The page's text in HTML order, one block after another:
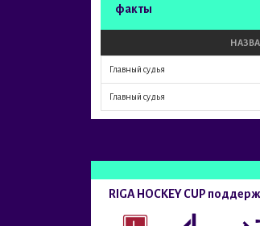
факты
Главный судья
Главный судья
RIGA HOCKEY CUP